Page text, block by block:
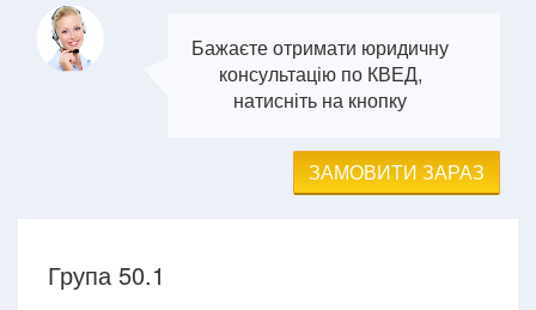
Бажаєте отримати юридичну
консультацію по КВЕД,
натисніть на кнопку
ЗАМОВИТИ ЗАРАЗ
Група 50.1